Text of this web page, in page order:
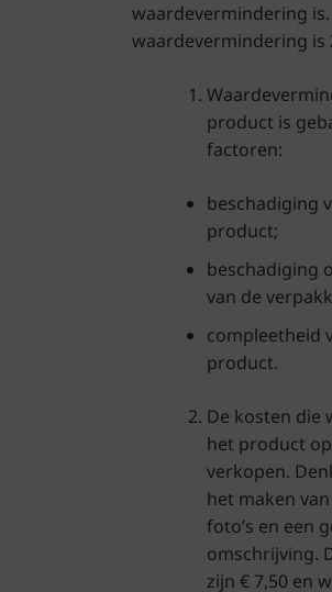
waardevermindering
waardevermindering is
product is
factoren:
beschadiging
product;
beschadiging
van de
compleetheid
product.
De kosten die
het product
verkopen.
het maken
foto’s en een
omschrijving.
zijn € 7,50 en